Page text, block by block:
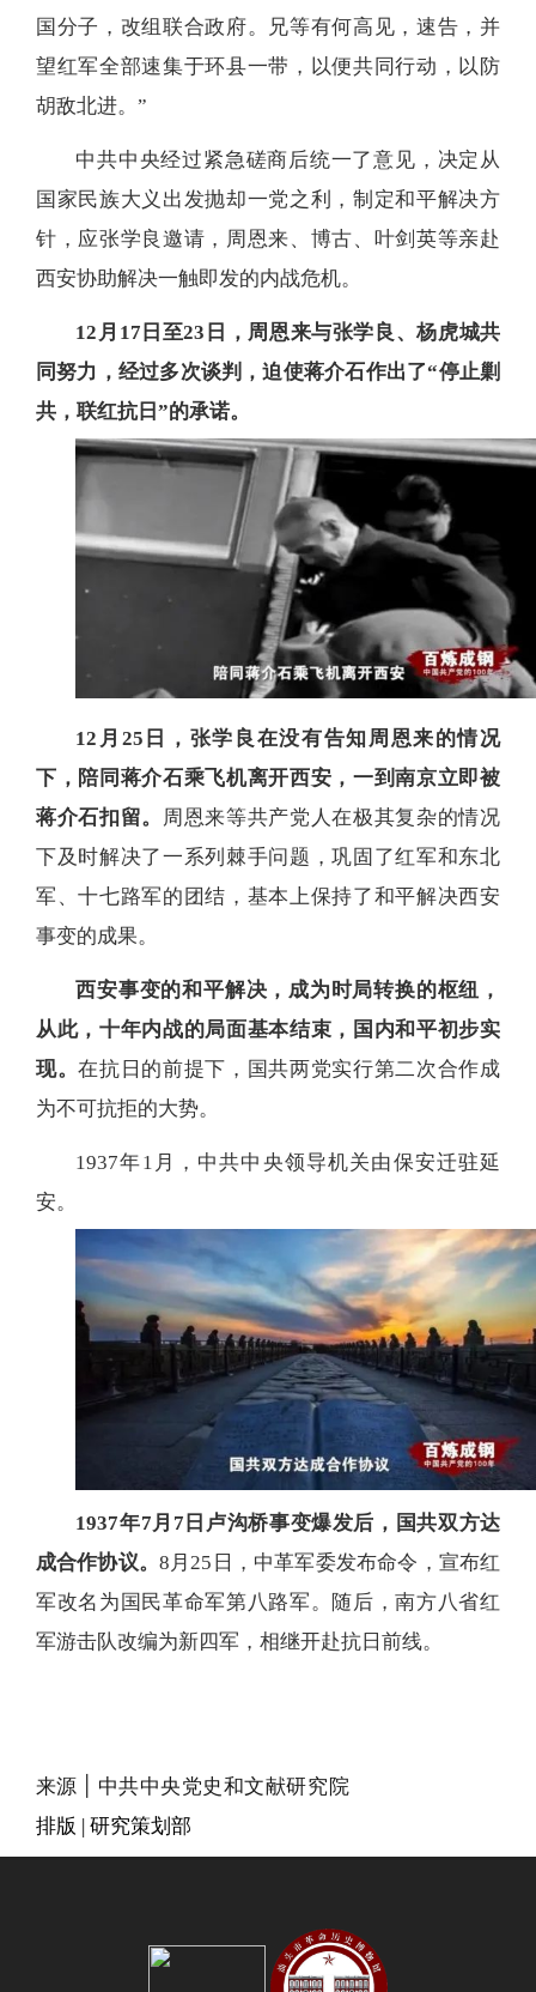
国分子，改组联合政府。兄等有何高见，速告，并
望红军全部速集于环县一带，以便共同行动，以防
胡敌北进。”
中共中央经过紧急磋商后统一了意见，决定从
国家民族大义出发抛却一党之利，制定和平解决方
针，应张学良邀请，周恩来、博古、叶剑英等亲赴
西安协助解决一触即发的内战危机。
12月17日至23日，周恩来与张学良、杨虎城共
同努力，经过多次谈判，迫使蒋介石作出了“停止剿
共，联红抗日”的承诺。
12月25日，张学良在没有告知周恩来的情况
下，陪同蒋介石乘飞机离开西安，一到南京立即被
蒋介石扣留。
周恩来等共产党人在极其复杂的情况
下及时解决了一系列棘手问题，巩固了红军和东北
军、十七路军的团结，基本上保持了和平解决西安
事变的成果。
西安事变的和平解决，成为时局转换的枢纽，
从此，十年内战的局面基本结束，国内和平初步实
现。在抗日的前提下，国共两党实行第二次合作成
为不可抗拒的大势。
1937年1月，中共中央领导机关由保安迁驻延
安。
1937年7月7日卢沟桥事变爆发后，国共双方达
成合作协议。8月25日，中革军委发布命令，宣布红
军改名为国民革命军第八路军。随后，南方八省红
军游击队改编为新四军，相继开赴抗日前线。
来源 | 中共中央党史和文献研究院
排版 | 研究策划部